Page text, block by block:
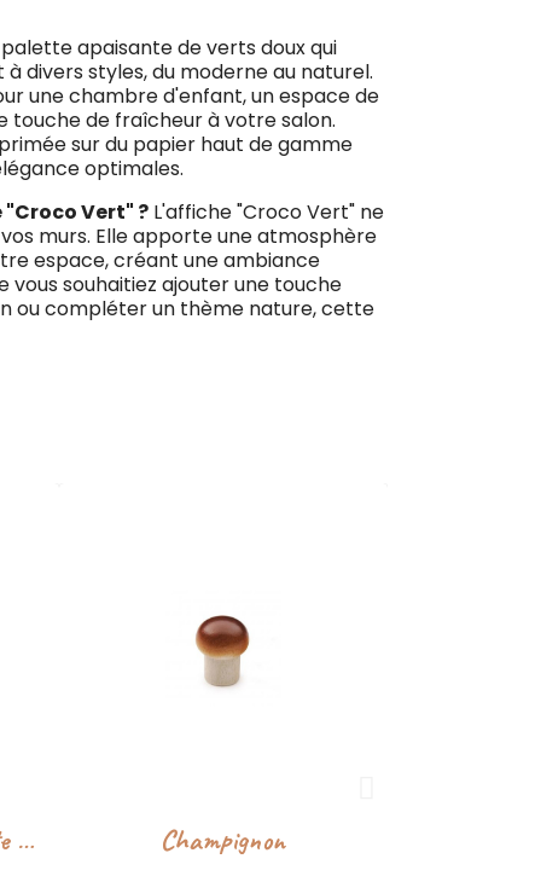
apaisante de verts doux qui
divers styles, du moderne au naturel.
une chambre d'enfant, un espace de
touche de fraîcheur à votre salon.
sur du papier haut de gamme
optimales.
Vert" ? L'affiche "Croco Vert" ne
murs. Elle apporte une atmosphère
espace, créant une ambiance
vous souhaitiez ajouter une touche
ou compléter un thème nature, cette
Dinette en bois - Carotte - Erzi Champignon